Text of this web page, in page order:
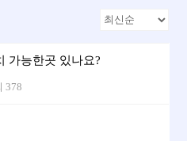
가능한곳 있나요?
378